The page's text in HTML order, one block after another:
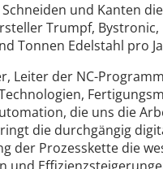
und Kanten
Trumpf,
Tonnen Edelstahl pro
Leiter der NC-
die uns die
die durchgängig
der Prozesskette die